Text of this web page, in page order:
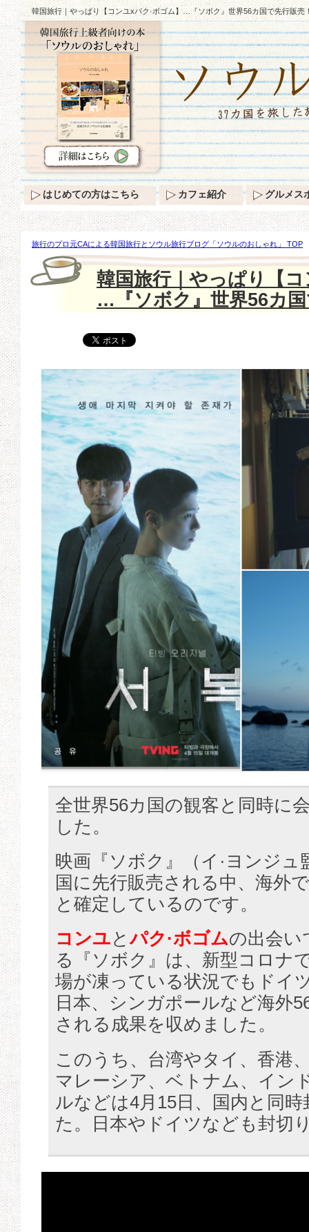
韓国旅行｜やっぱり【コンユxパク·ボゴム】…『ソボク』世界56カ国で先行販売
旅行のプロ元CAによる韓国旅行とソウル旅行ブログ「ソウルのおしゃれ」 TOP
っぱり【コンユxパク·ボゴム】…『ソボク』世界56カ国で先行販売！
韓国旅行｜やっぱり【
…『ソボク』世界56カ
全世界56カ国の観客と同時に
した。
映画『ソボク』（イ·ヨンジュ
国に先行販売される中、海外
と確定しているのです。
コンユとパク·ボゴムの出会い
る『ソボク』は、新型コロナ
場が凍っている状況でもドイ
日本、シンガポールなど海外
される成果を収めました。
このうち、台湾やタイ、香港
マレーシア、ベトナム、イン
ルなどは4月15日、国内と同
た。日本やドイツなども封切
はじめての方はこちら カフェ紹介 グルメス